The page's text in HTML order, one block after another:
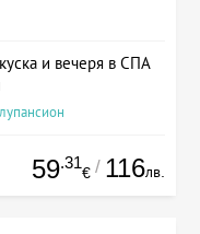
и вечеря в СПА
59.31
€ / 116лв.